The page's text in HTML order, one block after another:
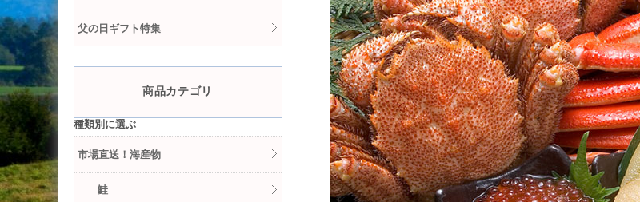
父の日ギフト特集
商品カテゴリ
種類別に選ぶ
市場直送！海産物
鮭